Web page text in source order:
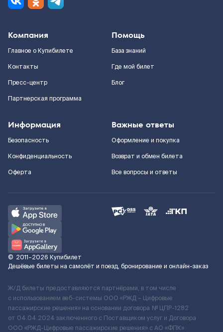
Компания
Главное о Купибилете
Контакты
Пресс-центр
Партнерская программа
Помощь
База знаний
Где мой билет
Блог
Информация
Безопасность
Конфиденциальность
Оферта
Важные ответы
Оформление и покупка
Возврат и обмен билета
Все вопросы и ответы
© 2011–2026 Купибилет
Дешёвые билеты на самолёт и поезд, бронирование и онлайн-заказ
Ж/Д билеты предоставляются партнёрами, в том числе
с использованием веб-системы ООО «РЖД – Цифровые
пассажирские решения» на основании договора № ЦПР-1282
от 04.04.2024 заключенного с Поставщиком услуг и Договора
ООО «РЖД-Цифровые пассажирские решения» c АО «ФПК»